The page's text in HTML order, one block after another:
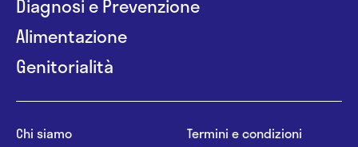
Diagnosi e Prevenzione
Alimentazione
Genitorialità
Chi siamo
Termini e condizioni